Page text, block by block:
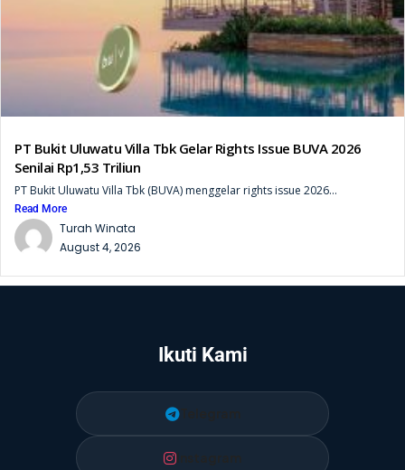
PT Bukit Uluwatu Villa Tbk Gelar Rights Issue BUVA 2026
Senilai Rp1,53 Triliun
PT Bukit Uluwatu Villa Tbk (BUVA) menggelar rights issue 2026...
Read More
Turah Winata
August 4, 2026
Ikuti Kami
Telegram